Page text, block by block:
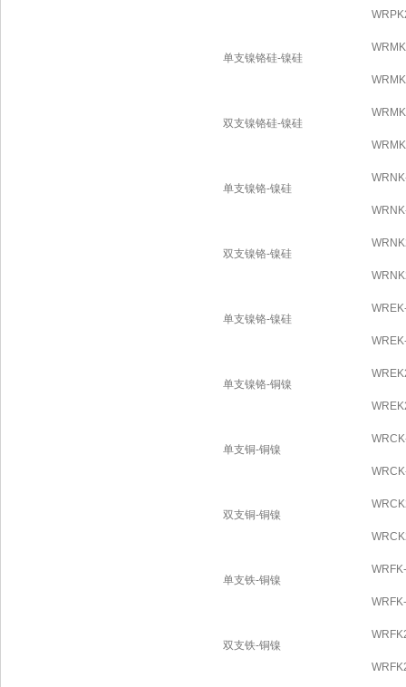
单支镍铬硅-镍硅
双支镍铬硅-镍硅
单支镍铬-镍硅
双支镍铬-镍硅
单支镍铬-镍硅
单支镍铬-铜镍
单支铜-铜镍
双支铜-铜镍
单支铁-铜镍
双支铁-铜镍